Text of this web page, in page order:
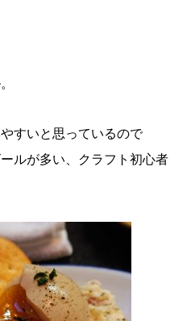
すいと思っているので
ルが多い、クラフト初心者